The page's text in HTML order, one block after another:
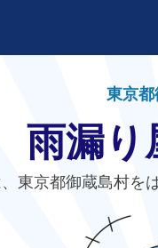
東京
雨漏り
東京都御蔵島村を